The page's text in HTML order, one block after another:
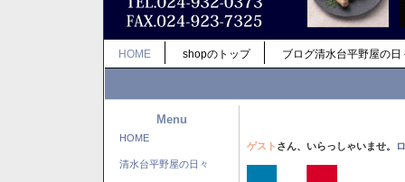
HOME shopのトップ ブログ清水台平野屋の日
Menu
HOME
清水台平野屋の日々
ゲスト さん、いらっしゃいませ。